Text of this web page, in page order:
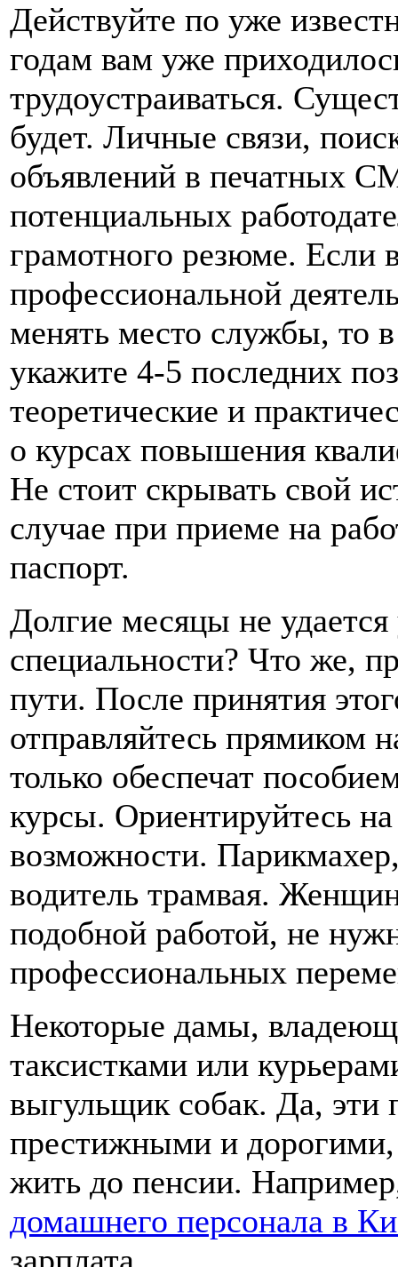
Действуйте по уже
годам вам уже
трудоустраиваться.
будет. Личные связи,
объявлений в печатных
потенциальных
грамотного резюме. Если
профессиональной
менять место службы, то
укажите 4-5 последних
теоретические и
о курсах повышения
Не стоит скрывать свой
случае при приеме на
паспорт.
Долгие месяцы не
специальности? Что же,
пути. После принятия
отправляйтесь прямиком
только обеспечат
курсы. Ориентируйтесь
возможности.
водитель трамвая.
подобной работой, не
профессиональных
Некоторые дамы,
таксистками или
выгульщик собак. Да, эти
престижными и
жить до пенсии.
домашнего персонала в